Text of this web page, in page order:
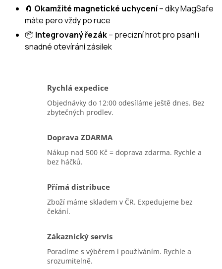
🧲 Okamžité magnetické uchycení– díky MagSafe
máte pero vždy po ruce
📦 Integrovaný řezák– precizní hrot pro psaní i
snadné otevírání zásilek
Rychlá expedice
Objednávky do 12:00 odesíláme ještě dnes. Bez
zbytečných prodlev.
Doprava ZDARMA
Nákup nad 500 Kč = doprava zdarma. Rychle a
bez háčků.
Přímá distribuce
Zboží máme skladem v ČR. Expedujeme bez
čekání.
Zákaznický servis
Poradíme s výběrem i používáním. Rychle a
srozumitelně.